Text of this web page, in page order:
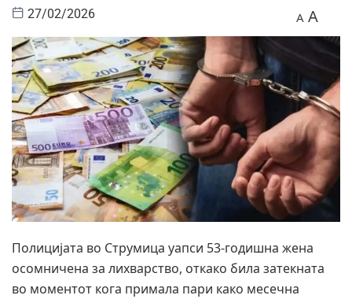
27/02/2026 A A
Полицијата во Струмица уапси 53-годишна жена
осомничена за лихварство, откако била затекната
во моментот кога примала пари како месечна